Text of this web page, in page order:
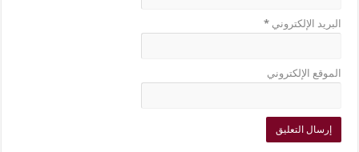
البريد الإلكتروني*
الموقع الإلكتروني